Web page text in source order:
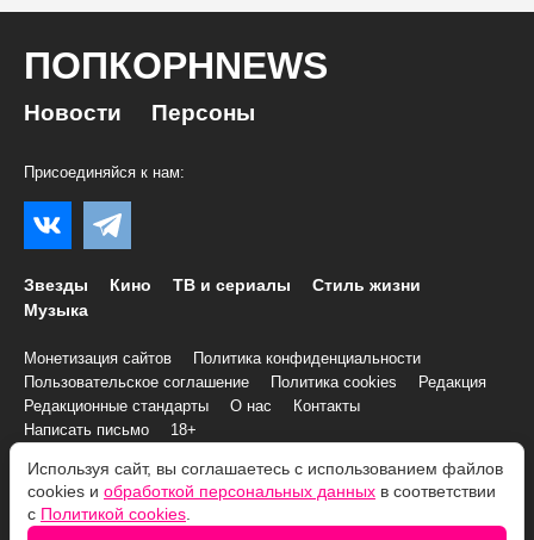
ПОПКОРНNEWS
Новости Персоны
Присоединяйся к нам:
Звезды Кино ТВ и сериалы
Стиль жизни
Музыка
Монетизация сайтов
Политика конфиденциальности
Пользовательское соглашение
Политика cookies
Редакция
Редакционные стандарты
О нас
Контакты
Написать письмо
18+
© 2007–2026 Все права и материалы принадлежат
«ПОПКОРНNEWS»
При копировании информации необходимо соблюдать
Используя сайт, вы соглашаетесь с использованием файлов
cookies и обработкой персональных данных в соответствии
с Политикой cookies